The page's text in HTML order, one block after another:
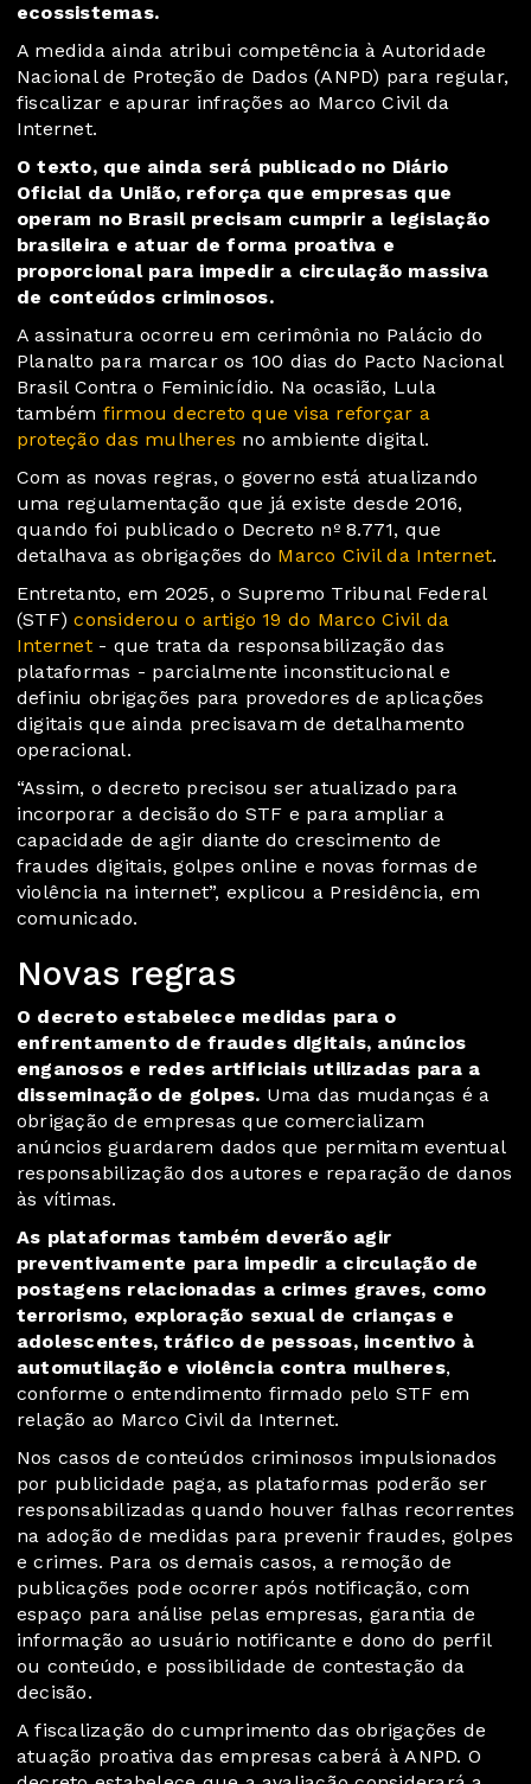
ecossistemas.
A medida ainda atribui competência à Autoridade
Nacional de Proteção de Dados (ANPD) para regular,
fiscalizar e apurar infrações ao Marco Civil da
Internet.
O texto, que ainda será publicado no Diário
Oficial da União, reforça que empresas que
operam no Brasil precisam cumprir a legislação
brasileira e atuar de forma proativa e
proporcional para impedir a circulação massiva
de conteúdos criminosos.
A assinatura ocorreu em cerimônia no Palácio do
Planalto para marcar os 100 dias do Pacto Nacional
Brasil Contra o Feminicídio. Na ocasião, Lula
também firmou decreto que visa reforçar a
proteção das mulheres no ambiente digital.
Com as novas regras, o governo está atualizando
uma regulamentação que já existe desde 2016,
quando foi publicado o Decreto nº 8.771, que
detalhava as obrigações do Marco Civil da Internet.
Entretanto, em 2025, o Supremo Tribunal Federal
(STF) considerou o artigo 19 do Marco Civil da
Internet- que trata da responsabilização das
plataformas - parcialmente inconstitucional e
definiu obrigações para provedores de aplicações
digitais que ainda precisavam de detalhamento
operacional.
“Assim, o decreto precisou ser atualizado para
incorporar a decisão do STF e para ampliar a
capacidade de agir diante do crescimento de
fraudes digitais, golpes online e novas formas de
violência na internet”, explicou a Presidência, em
comunicado.
Novas regras
O decreto estabelece medidas para o
enfrentamento de fraudes digitais, anúncios
enganosos e redes artificiais utilizadas para a
disseminação de golpes. Uma das mudanças é a
obrigação de empresas que comercializam
anúncios guardarem dados que permitam eventual
responsabilização dos autores e reparação de danos
às vítimas.
As plataformas também deverão agir
preventivamente para impedir a circulação de
postagens relacionadas a crimes graves, como
terrorismo, exploração sexual de crianças e
adolescentes, tráfico de pessoas, incentivo à
automutilação e violência contra mulheres,
conforme o entendimento firmado pelo STF em
relação ao Marco Civil da Internet.
Nos casos de conteúdos criminosos impulsionados
por publicidade paga, as plataformas poderão ser
responsabilizadas quando houver falhas recorrentes
na adoção de medidas para prevenir fraudes, golpes
e crimes. Para os demais casos, a remoção de
publicações pode ocorrer após notificação, com
espaço para análise pelas empresas, garantia de
informação ao usuário notificante e dono do perfil
ou conteúdo, e possibilidade de contestação da
decisão.
A fiscalização do cumprimento das obrigações de
atuação proativa das empresas caberá à ANPD. O